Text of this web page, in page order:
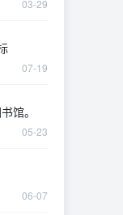
03-29
07-19
馆。
05-23
06-07